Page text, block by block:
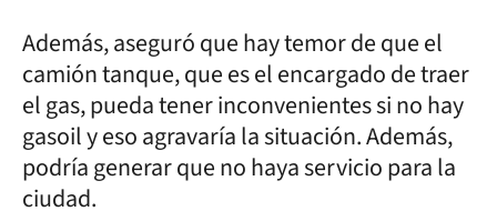
Además, aseguró que hay temor de que el
camión tanque, que es el encargado de traer
el gas, pueda tener inconvenientes si no hay
gasoil y eso agravaría la situación. Además,
podría generar que no haya servicio para la
ciudad.